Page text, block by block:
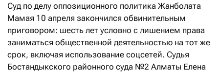
Суд по делу оппозиционного политика Жанболата
Мамая 10 апреля закончился обвинительным
приговором: шесть лет условно с лишением права
заниматься общественной деятельностью на тот же
срок, включая использование соцсетей. Судья
Бостандыкского районного суда №2 Алматы Елена